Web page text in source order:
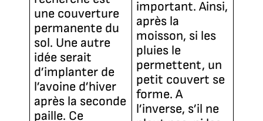
une couverture
permanente du
sol. Une autre
idée serait
d’implanter de
l’avoine d’hiver
après la seconde
paille. Ce
important. Ainsi,
après la
moisson, si les
pluies le
permettent, un
petit couvert se
forme. A
l’inverse, s’il ne